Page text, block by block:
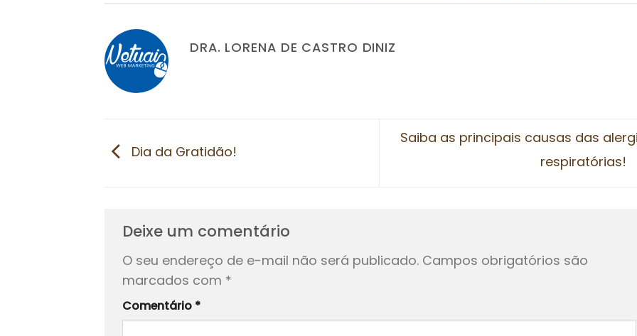
DRA. LORENA DE CASTRO DINIZ
Dia da Gratidão!
Saiba as principais causas das
respiratórias!
Deixe um comentário
O seu endereço de e-mail não será publicado. Campos obrigatórios são
marcados com *
Comentário *